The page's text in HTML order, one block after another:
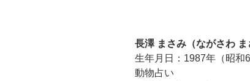
長澤 まさみ（ながさわ ま
生年月日：1987年（昭和
動物占い